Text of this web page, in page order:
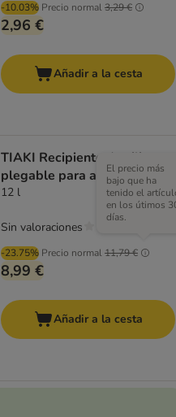
-10.03% Precio normal3,29 €
2,96 €
Añadir a la cesta
TIAKI Recipiente de silicona
plegable para alimentos
12 l
-23.75% Precio normal11,79 €
El precio más
bajo que ha
tenido el
en los útimos
días.
8,99 €
Sin valoraciones
Añadir a la cesta